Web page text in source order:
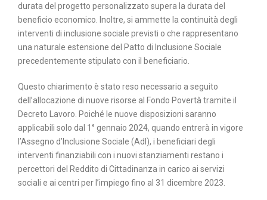
durata del progetto personalizzato supera la durata del
beneficio economico. Inoltre, si ammette la continuità degli
interventi di inclusione sociale previsti o che rappresentano
una naturale estensione del Patto di Inclusione Sociale
precedentemente stipulato con il beneficiario.
Questo chiarimento è stato reso necessario a seguito
dell’allocazione di nuove risorse al Fondo Povertà tramite il
Decreto Lavoro. Poiché le nuove disposizioni saranno
applicabili solo dal 1° gennaio 2024, quando entrerà in vigore
l’Assegno d’Inclusione Sociale (AdI), i beneficiari degli
interventi finanziabili con i nuovi stanziamenti restano i
percettori del Reddito di Cittadinanza in carico ai servizi
sociali e ai centri per l’impiego fino al 31 dicembre 2023.